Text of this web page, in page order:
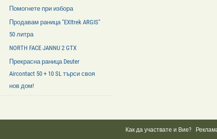
Помогнете при избора
Продавам раница "EXItrek ARGIS"
50 литра
NORTH FACE JANNU 2 GTX
Прекрасна раница Deuter
Aircontact 50 + 10 SL търси своя
нов дом!
Как да участвате и Вие?